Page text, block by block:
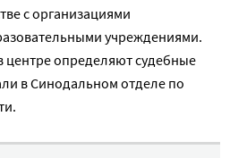
с организациями
учреждениями.
центре определяют судебные
в Синодальном отделе по